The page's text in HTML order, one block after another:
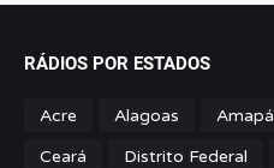
RÁDIOS POR ESTADOS
Acre Alagoas Amapá
Ceará
Distrito Federal